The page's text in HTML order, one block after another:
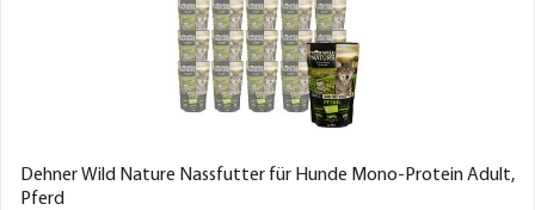
Dehner Wild Nature Nassfutter für Hunde Mono-Protein Adult,
Pferd